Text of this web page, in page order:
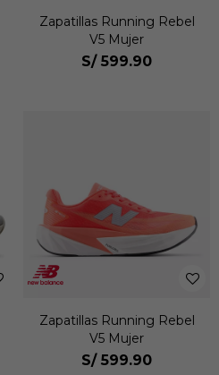
Zapatillas Running Rebel
V5 Mujer
S/ 599.90
Zapatillas Running Rebel
V5 Mujer
S/ 599.90